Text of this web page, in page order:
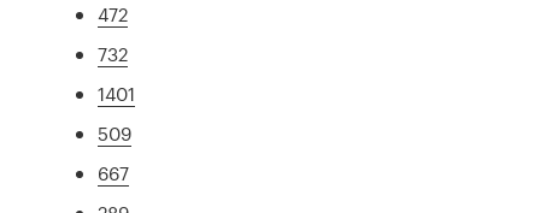
472
732
1401
509
667